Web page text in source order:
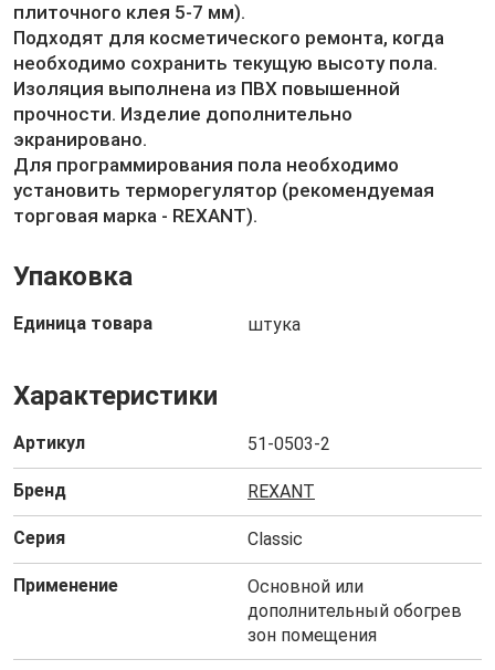
плиточного клея 5-7 мм).
Подходят для косметического ремонта, когда
необходимо сохранить текущую высоту пола.
Изоляция выполнена из ПВХ повышенной
прочности. Изделие дополнительно
экранировано.
Для программирования пола необходимо
установить терморегулятор (рекомендуемая
торговая марка - REXANT).
Упаковка
Единица товара штука
Характеристики
Артикул 51-0503-2
Бренд REXANT
Серия Classic
Применение
Основной или
дополнительный обогрев
зон помещения